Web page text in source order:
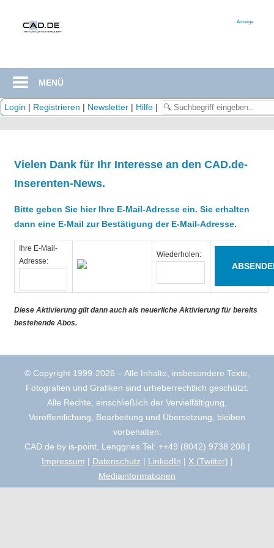
Anzeige:
MENÜ
Login | Registrieren | Newsletter | Hilfe |
Vielen Dank für Ihr Interesse an den CAD.de-
Inserenten-News.
Bitte geben Sie hier Ihre E-Mail-Adresse ein. Sie erhalten
dann eine E-Mail zur Bestätigung der E-Mail-Adresse.
Ihre E-Mail-
Adresse:
Wiederholen:
Diese Aktivierung gilt dann auch als neuerliche Aktivierung für bereits
bestehende Abos.
© Copyright 1999-2026 – Alle Inhalte, insbesondere Texte,
Fotografien und Grafiken sind urheberrechtlich geschützt.
Alle Rechte, einschließlich der Vervielfältigung,
Veröffentlichung, Bearbeitung und Übersetzung, bleiben
vorbehalten.
CAD.de by is-point, Lenggries Tel: ++49 (8042) 9738 208 |
Impressum | Datenschutz | LinkedIn | X (Twitter) |
Mediainformationen